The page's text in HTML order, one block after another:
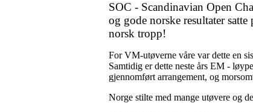
SOC - Scandinavian Open
og gode norske resultater
norsk tropp!
For VM-utøverne våre var dette en
Samtidig er dette neste års EM -
gjennomført arrangement, og
Norge stilte med mange utøvere og